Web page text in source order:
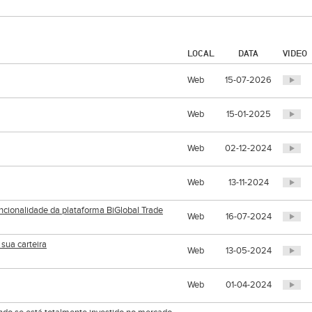
LOCAL DATA VIDEO
Web 15-07-2026
Web 15-01-2025
Web 02-12-2024
Web 13-11-2024
da plataforma BiGlobal Trade
Web 16-07-2024
carteira
Web 13-05-2024
Web 01-04-2024